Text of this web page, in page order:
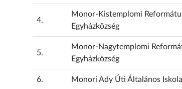
4.
Monor-Kistemplomi
Egyházközség
5.
Monor-Nagytemplomi
Egyházközség
6. Monori Ady Úti Általános Iskola